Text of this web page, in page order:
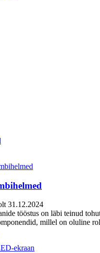
31.12.2024
tööstus on läbi teinud
millel on oluline